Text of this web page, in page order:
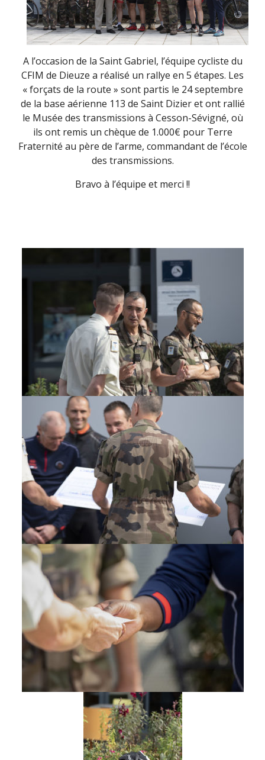
A l’occasion de la Saint Gabriel, l’équipe cycliste du
CFIM de Dieuze a réalisé un rallye en 5 étapes. Les
« forçats de la route » sont partis le 24 septembre
de la base aérienne 113 de Saint Dizier et ont rallié
le Musée des transmissions à Cesson-Sévigné, où
ils ont remis un chèque de 1.000€ pour Terre
Fraternité au père de l’arme, commandant de l’école
des transmissions.
Bravo à l’équipe et merci !!